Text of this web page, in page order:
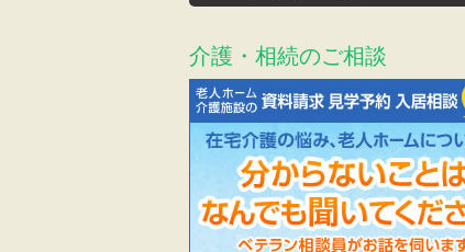
介護・相続のご相談